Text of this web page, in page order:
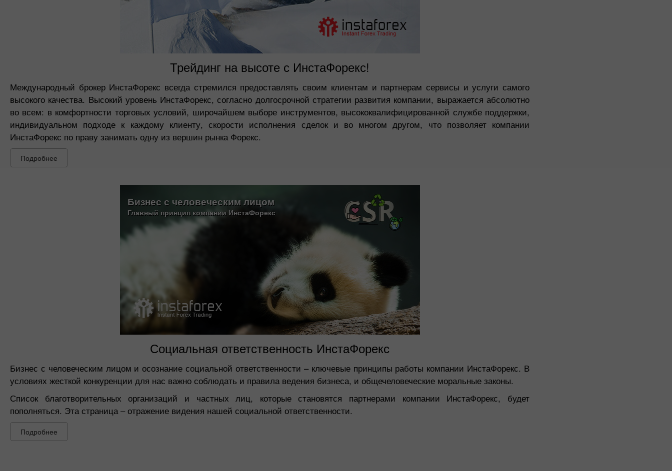
Трейдинг на высоте с ИнстаФорекс!
Международный брокер ИнстаФорекс всегда стремился предоставлять своим клиентам и партнерам сервисы и услуги самого
высокого качества. Высокий уровень ИнстаФорекс, согласно долгосрочной стратегии развития компании, выражается абсолютно
во всем: в комфортности торговых условий, широчайшем выборе инструментов, высококвалифицированной службе поддержки,
индивидуальном подходе к каждому клиенту, скорости исполнения сделок и во многом другом, что позволяет компании
ИнстаФорекс по праву занимать одну из вершин рынка Форекс.
Подробнее
Бизнес с человеческим лицом
Главный принцип компании ИнстаФорекс
Социальная ответственность ИнстаФорекс
Бизнес с человеческим лицом и осознание социальной ответственности – ключевые принципы работы компании ИнстаФорекс. В
условиях жесткой конкуренции для нас важно соблюдать и правила ведения бизнеса, и общечеловеческие моральные законы.
Список благотворительных организаций и частных лиц, которые становятся партнерами компании ИнстаФорекс, будет
пополняться. Эта страница – отражение видения нашей социальной ответственности.
Подробнее